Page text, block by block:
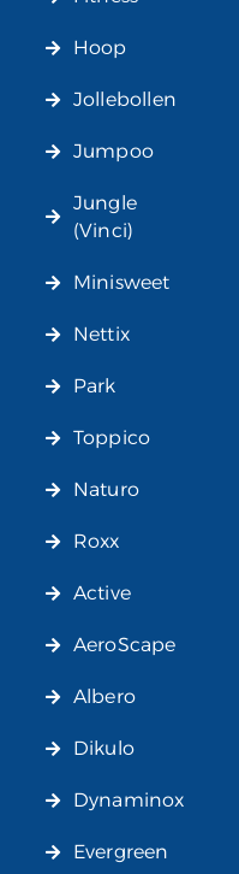
Hoop
Jollebollen
Jumpoo
Jungle
(Vinci)
Minisweet
Nettix
Park
Toppico
Naturo
Roxx
Active
AeroScape
Albero
Dikulo
Dynaminox
Evergreen